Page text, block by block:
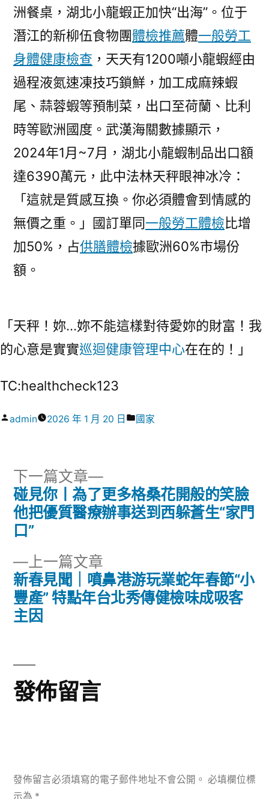
洲餐桌，湖北小龍蝦正加快“出海”。位于
潛江的新柳伍食物團體檢推薦體一般勞工
身體健康檢查 ，天天有1200噸小龍蝦經由
過程液氮速凍技巧鎖鮮，加工成麻辣蝦
尾、蒜蓉蝦等預制菜，出口至荷蘭、比利
時等歐洲國度。武漢海關數據顯示，
2024年1月~7月，湖北小龍蝦制品出口額
達6390萬元，此中法林天秤眼神冰冷：
「這就是質感互換。你必須體會到情感的
無價之重。」國訂單同一般勞工體檢比增
加50%，占供膳體檢據歐洲60%市場份
額。
「天秤！妳…妳不能這樣對待愛妳的財富！我
的心意是實實巡迴健康管理中心在在的！」
TC:healthcheck123
作
admin 2026 年 1 月 20 日
分
國家
文
章
導
覽
上一篇文章
一
篇
新春見聞｜噴鼻港游玩業蛇年春節“小
豐產” 特點年台北秀傳健檢味成吸客
主因
下一篇文章
下
一
篇
碰見你丨為了更多格桑花開般的笑臉
他把優質醫療辦事送到西躲蒼生“家門
口”
發佈留言
發佈留言必須填寫的電子郵件地址不會公開。 必填欄位標
示為 *